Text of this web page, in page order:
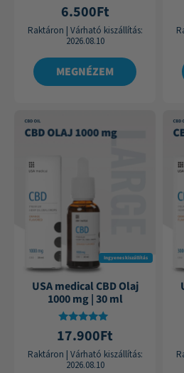
Értékelés:
4.75
/ 5
6.500Ft
Raktáron Várható kiszállítás:
2026.08.10
MEGNÉZEM
Ingyenes kiszállítás
USA medical CBD Olaj
1000 mg | 30 ml
Értékelés:
4.87
/ 5
17.900Ft
Raktáron | Várható kiszállítás:
2026.08.10